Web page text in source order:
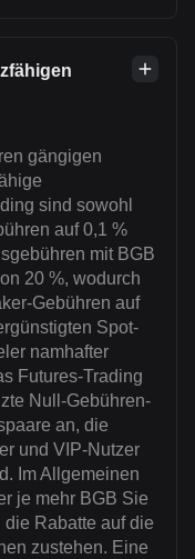
gängigen
sind sowohl
auf 0,1 %
mit BGB
20 %, wodurch
Gebühren auf
Spot-
namhafter
Futures-Trading
Null-Gebühren-
an, die
und VIP-Nutzer
Im Allgemeinen
je mehr BGB Sie
Rabatte auf die
zustehen. Eine